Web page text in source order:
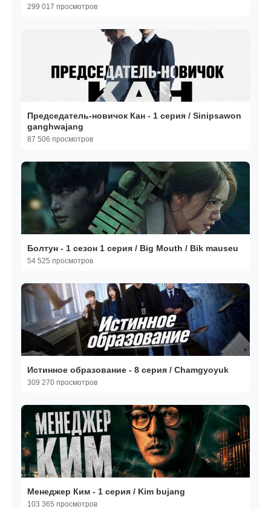
299 017 просмотров
Председатель-новичок Кан - 1 серия / Sinipsawon
ganghwajang
87 506 просмотров
Болтун - 1 сезон 1 серия / Big Mouth / Bik mauseu
54 525 просмотров
Истинное образование - 8 серия / Chamgyoyuk
309 270 просмотров
Менеджер Ким - 1 серия / Kim bujang
103 365 просмотров